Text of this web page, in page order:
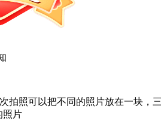
拍照可以把不同的照片放在一块，
照片